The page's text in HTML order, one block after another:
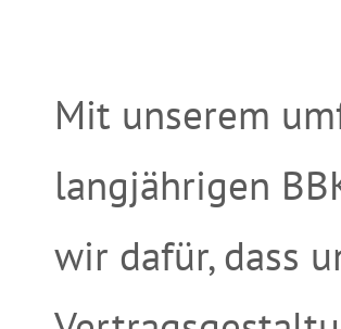
Mit unserem
langjährigen
wir dafür, dass